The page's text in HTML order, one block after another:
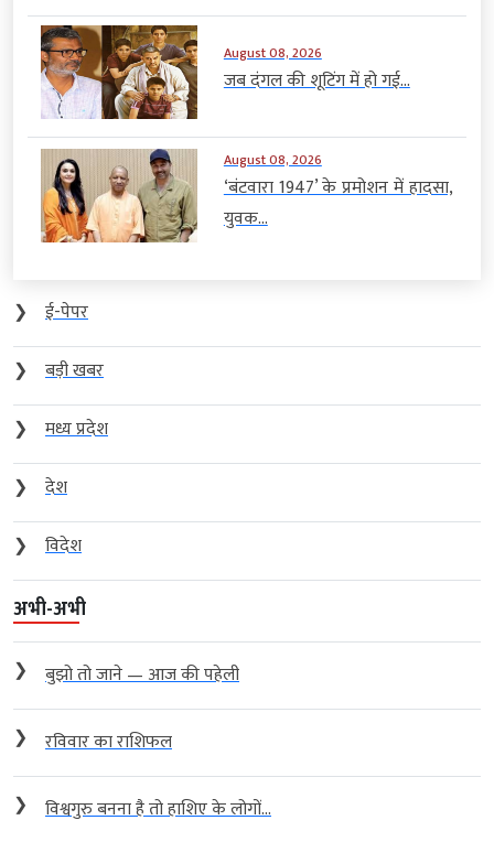
August 08, 2026
जब दंगल की शूटिंग में हो गई...
August 08, 2026
‘बंटवारा 1947’ के प्रमोशन में हादसा,
युवक...
❯
ई-पेपर
❯
बड़ी खबर
❯
मध्य प्रदेश
❯
देश
❯
विदेश
अभी-अभी
❯ बुझो तो जाने — आज की पहेली
❯ रविवार का राशिफल
❯ विश्वगुरु बनना है तो हाशिए के लोगों...